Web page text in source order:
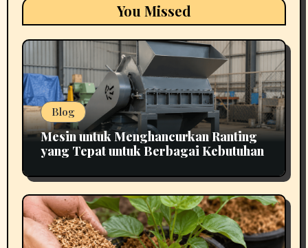
You Missed
Blog
Mesin untuk Menghancurkan Ranting
yang Tepat untuk Berbagai Kebutuhan